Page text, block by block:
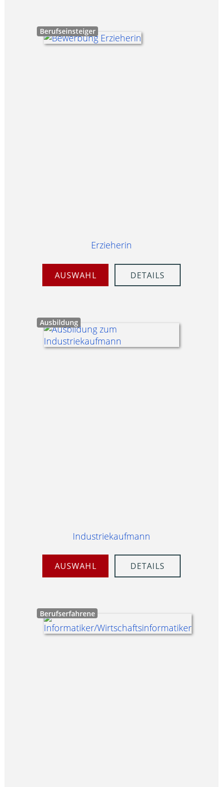
Berufseinsteiger
Erzieherin
AUSWAHL DETAILS
Ausbildung
Industriekaufmann
AUSWAHL DETAILS
Berufserfahrene